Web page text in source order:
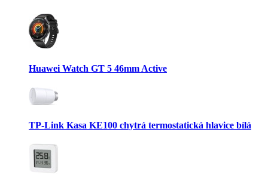
Huawei Watch GT 5 46mm Active
TP-Link Kasa KE100 chytrá termostatická hlavice bílá